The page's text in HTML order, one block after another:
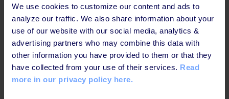
We use cookies to customize our content and ads to
analyze our traffic. We also share information about your
use of our website with our social media, analytics &
advertising partners who may combine this data with
other information you have provided to them or that they
have collected from your use of their services. Read
more in our privacy policy here.
(Eller endnu bedre: Få en anden til at
gøre det for dig. En, som har friske
øjne på indholdet.)
Tilføj en kort quiz til alle moduler.